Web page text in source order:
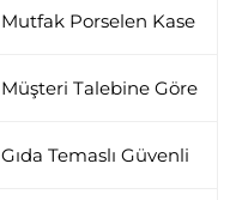
Mutfak Porselen Kase
Müşteri Talebine Göre
Gıda Temaslı Güvenli